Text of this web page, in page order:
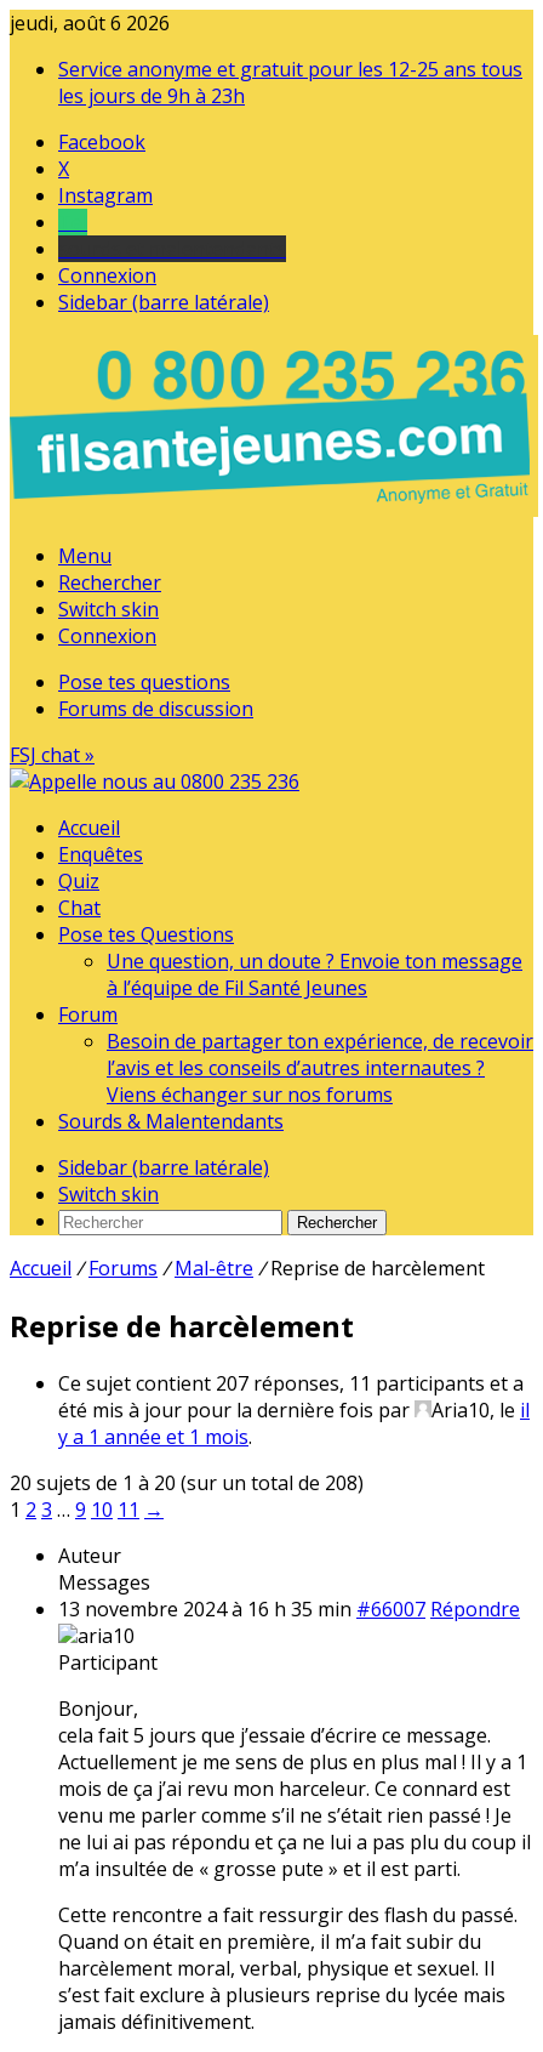
jeudi, août 6 2026
Service anonyme et gratuit pour les 12-25 ans tous
les jours de 9h à 23h
Facebook
X
Instagram
Connexion
Sidebar (barre latérale)
Menu
Rechercher
Switch skin
Connexion
Pose tes questions
Forums de discussion
FSJ chat »
Accueil
Enquêtes
Quiz
Chat
Pose tes Questions
Une question, un doute ? Envoie ton message
à l’équipe de Fil Santé Jeunes
Forum
Besoin de partager ton expérience, de recevoir
l’avis et les conseils d’autres internautes ?
Viens échanger sur nos forums
Sourds & Malentendants
Sidebar (barre latérale)
Switch skin
Rechercher
Accueil / Forums / Mal-être / Reprise de harcèlement
Reprise de harcèlement
Ce sujet contient 207 réponses, 11 participants et a
été mis à jour pour la dernière fois par
Aria10, le il
y a 1 année et 1 mois.
20 sujets de 1 à 20 (sur un total de 208)
1 2 3 … 9 10 11 →
Auteur
Messages
13 novembre 2024 à 16 h 35 min #66007 Répondre
aria10
Participant
Bonjour,
cela fait 5 jours que j’essaie d’écrire ce message.
Actuellement je me sens de plus en plus mal ! Il y a 1
mois de ça j’ai revu mon harceleur. Ce connard est
venu me parler comme s’il ne s’était rien passé ! Je
ne lui ai pas répondu et ça ne lui a pas plu du coup il
m’a insultée de « grosse pute » et il est parti.
Cette rencontre a fait ressurgir des flash du passé.
Quand on était en première, il m’a fait subir du
harcèlement moral, verbal, physique et sexuel. Il
s’est fait exclure à plusieurs reprise du lycée mais
jamais définitivement.